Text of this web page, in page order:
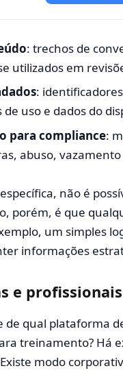
: trechos de
utilizados em
:
de uso e dados do
para compliance:
abuso,
não é
porém, é que
um simples
informações
e
qual plataforma
treinamento? Há
modo